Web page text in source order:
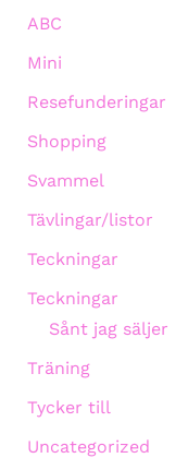
ABC
Mini
Resefunderingar
Shopping
Svammel
Tävlingar/listor
Teckningar
Teckningar
Sånt jag säljer
Träning
Tycker till
Uncategorized